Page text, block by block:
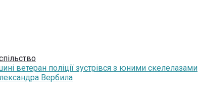
ветеран поліції зустрівся з юними скелелазами
Вербила